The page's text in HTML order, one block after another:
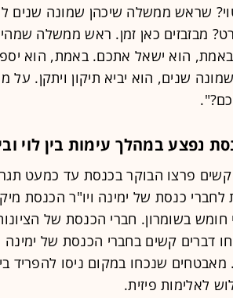
שראש ממשלה שיכהן שמונה
מבזבזים כאן זמן. ראש ממשלה
באמת, הוא ישאל אתכם. באמת, הוא
שנים, הוא יביא תיקון ויתקן.
נפצע במהלך עימות בין לוי
קשים פרצו הבוקר בכנסת עד כמעט
כנסת של ימינה ויו"ר הכנסת
חומש בשומרון. חברי הכנסת של
דברים קשים בחברי הכנסת של ימינה
מאבטחים שנכחו במקום ניסו להפריד
לאלימות פיזית.